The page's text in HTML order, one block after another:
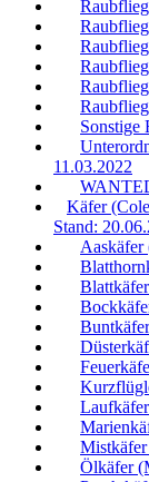
Sonstige
11.03.2022
Käfer
Stand:
Aaskäfer
Ölkäfer